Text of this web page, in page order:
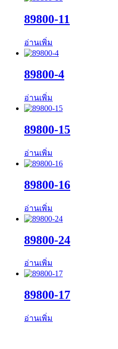
89800-11
อ่านเพิ่ม
89800-4
อ่านเพิ่ม
89800-15
อ่านเพิ่ม
89800-16
อ่านเพิ่ม
89800-24
อ่านเพิ่ม
89800-17
อ่านเพิ่ม